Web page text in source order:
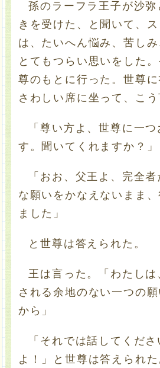
孫のラーフラ王子が沙
きを受けた、と聞いて、
は、たいへん悩み、苦しみ
とてもつらい思いをした
尊のもとに行った。世尊
さわしい席に坐って、こう
「尊い方よ、世尊に一
す。聞いてくれますか？」
「おお、父王よ、完全
な願いをかなえないまま
ました」
と世尊は答えられた。
王は言った。「わたし
される余地のない一つの
から」
「それでは話してくだ
よ！」と世尊は答えられた